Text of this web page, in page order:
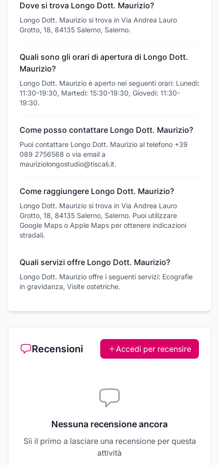
Dove si trova Longo Dott. Maurizio?
Longo Dott. Maurizio si trova in Via Andrea Lauro
Grotto, 18, 84135 Salerno, Salerno.
Quali sono gli orari di apertura di Longo Dott.
Maurizio?
Longo Dott. Maurizio è aperto nei seguenti orari: Lunedì:
11:30-19:30, Martedì: 15:30-19:30, Giovedì: 11:30-
19:30.
Come posso contattare Longo Dott. Maurizio?
Puoi contattare Longo Dott. Maurizio al telefono +39
089 2756568 o via email a
mauriziolongostudio@tiscali.it.
Come raggiungere Longo Dott. Maurizio?
Longo Dott. Maurizio si trova in Via Andrea Lauro
Grotto, 18, 84135 Salerno, Salerno. Puoi utilizzare
Google Maps o Apple Maps per ottenere indicazioni
stradali.
Quali servizi offre Longo Dott. Maurizio?
Longo Dott. Maurizio offre i seguenti servizi: Ecografie
in gravidanza, Visite ostetriche.
Recensioni Accedi per recensire
Nessuna recensione ancora
Sii il primo a lasciare una recensione per questa
attività